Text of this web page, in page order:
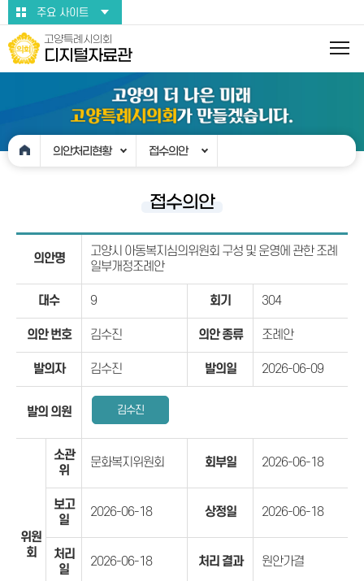
본문바로가기주요 사이트
고양특례시의회
디지털자료관
의안처리현황 접수의안
접수의안
의안명
고양시 아동복지심의위원회 구성 및 운영에 관한 조례
일부개정조례안
대수 9 회기 304
의안 번호 김수진 의안 종류 조례안
발의자 김수진 발의일 2026-06-09
발의 의원 김수진
위원
회
소관
위
문화복지위원회 회부일 2026-06-18
보고
일
2026-06-18 상정일 2026-06-18
처리
일
2026-06-18 처리 결과 원안가결